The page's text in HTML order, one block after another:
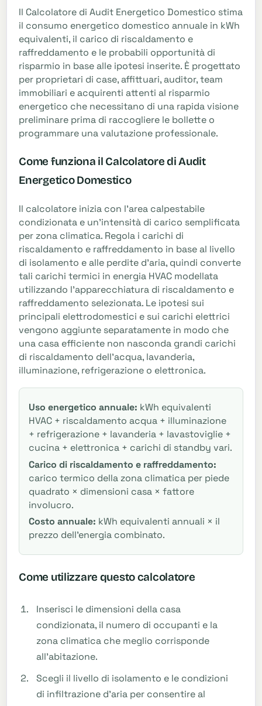
Il Calcolatore di Audit Energetico Domestico stima
il consumo energetico domestico annuale in kWh
equivalenti, il carico di riscaldamento e
raffreddamento e le probabili opportunità di
risparmio in base alle ipotesi inserite. È progettato
per proprietari di case, affittuari, auditor, team
immobiliari e acquirenti attenti al risparmio
energetico che necessitano di una rapida visione
preliminare prima di raccogliere le bollette o
programmare una valutazione professionale.
Come funziona il Calcolatore di Audit
Energetico Domestico
Il calcolatore inizia con l'area calpestabile
condizionata e un'intensità di carico semplificata
per zona climatica. Regola i carichi di
riscaldamento e raffreddamento in base al livello
di isolamento e alle perdite d'aria, quindi converte
tali carichi termici in energia HVAC modellata
utilizzando l'apparecchiatura di riscaldamento e
raffreddamento selezionata. Le ipotesi sui
principali elettrodomestici e sui carichi elettrici
vengono aggiunte separatamente in modo che
una casa efficiente non nasconda grandi carichi
di riscaldamento dell'acqua, lavanderia,
illuminazione, refrigerazione o elettronica.
Uso energetico annuale: kWh equivalenti
HVAC + riscaldamento acqua + illuminazione
+ refrigerazione + lavanderia + lavastoviglie +
cucina + elettronica + carichi di standby vari.
Carico di riscaldamento e raffreddamento:
carico termico della zona climatica per piede
quadrato × dimensioni casa × fattore
involucro.
Costo annuale: kWh equivalenti annuali × il
prezzo dell'energia combinato.
Come utilizzare questo calcolatore
Inserisci le dimensioni della casa
condizionata, il numero di occupanti e la
zona climatica che meglio corrisponde
all'abitazione.
Scegli il livello di isolamento e le condizioni
di infiltrazione d'aria per consentire al